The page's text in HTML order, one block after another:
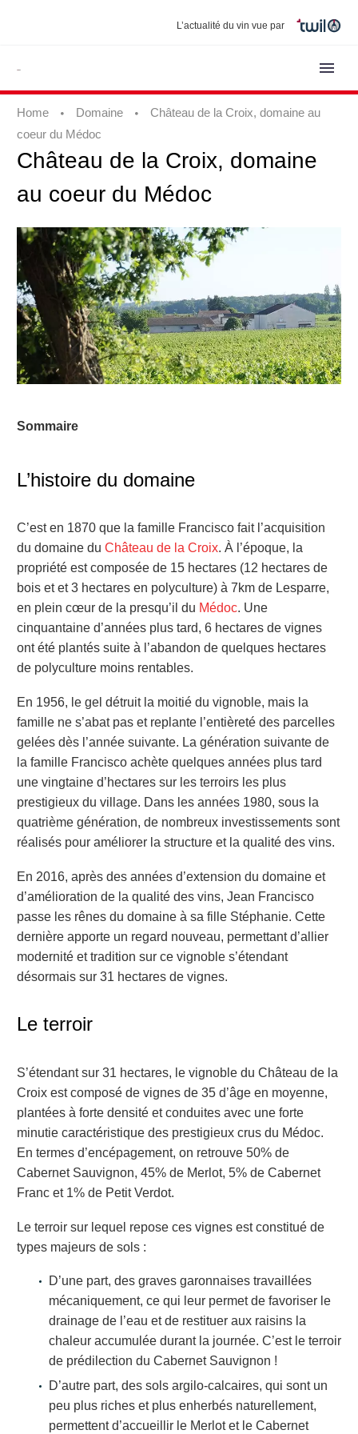
L’actualité du vin vue par
Home Domaine
Château de la Croix, domaine au
coeur du Médoc
Château de la Croix, domaine
au coeur du Médoc
Sommaire
L’histoire du domaine
C’est en 1870 que la famille Francisco fait l’acquisition
du domaine du Château de la Croix. À l’époque, la
propriété est composée de 15 hectares (12 hectares de
bois et et 3 hectares en polyculture) à 7km de Lesparre,
en plein cœur de la presqu’il du Médoc. Une
cinquantaine d’années plus tard, 6 hectares de vignes
ont été plantés suite à l’abandon de quelques hectares
de polyculture moins rentables.
En 1956, le gel détruit la moitié du vignoble, mais la
famille ne s’abat pas et replante l’entièreté des parcelles
gelées dès l’année suivante. La génération suivante de
la famille Francisco achète quelques années plus tard
une vingtaine d’hectares sur les terroirs les plus
prestigieux du village. Dans les années 1980, sous la
quatrième génération, de nombreux investissements sont
réalisés pour améliorer la structure et la qualité des vins.
En 2016, après des années d’extension du domaine et
d’amélioration de la qualité des vins, Jean Francisco
passe les rênes du domaine à sa fille Stéphanie. Cette
dernière apporte un regard nouveau, permettant d’allier
modernité et tradition sur ce vignoble s’étendant
désormais sur 31 hectares de vignes.
Le terroir
S’étendant sur 31 hectares, le vignoble du Château de la
Croix est composé de vignes de 35 d’âge en moyenne,
plantées à forte densité et conduites avec une forte
minutie caractéristique des prestigieux crus du Médoc.
En termes d’encépagement, on retrouve 50% de
Cabernet Sauvignon, 45% de Merlot, 5% de Cabernet
Franc et 1% de Petit Verdot.
Le terroir sur lequel repose ces vignes est constitué de
types majeurs de sols :
D’une part, des graves garonnaises travaillées
mécaniquement, ce qui leur permet de favoriser le
drainage de l’eau et de restituer aux raisins la
chaleur accumulée durant la journée. C’est le terroir
de prédilection du Cabernet Sauvignon !
D’autre part, des sols argilo-calcaires, qui sont un
peu plus riches et plus enherbés naturellement,
permettent d’accueillir le Merlot et le Cabernet